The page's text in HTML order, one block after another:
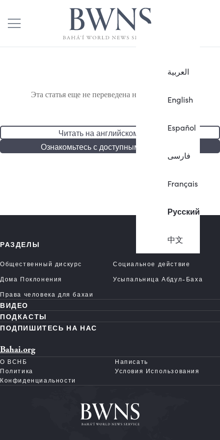
العربية
English
Español
فارسی
Français
Русский
中文
Эта статья еще не переведена на русский язык.
Читать на английском языке
Ознакомьтесь с доступными статьями
РАЗДЕЛЫ
Общественный дискурс
Социальное действие
Дома Поклонения
Усыпальница Абдул-Баха
Права человека для бахаи
ВИДЕО
ПОДКАСТЫ
ПОДПИШИТЕСЬ НА НАС
Bahai.org
О ВСНБ
Написать
Политика
Конфиденциальности
Условия Использования